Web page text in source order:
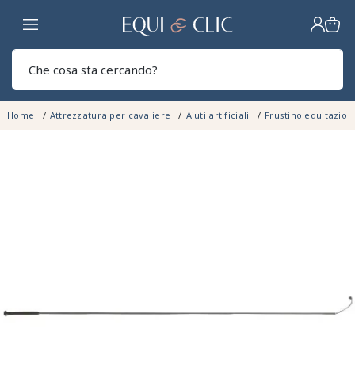
Casa
Home Attrezzatura per cavaliere Aiuti artificiali Frustino